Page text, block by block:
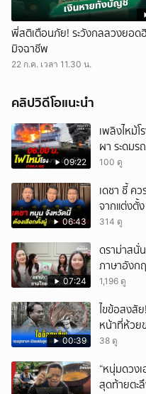
พี่สติเตือนภัย! ระวังกลลวงยอด
มิจฉาชีพ
22 ก.ค. เวลา 11.30 น.
คลิปวิดีโอแนะนำ
09:22
เพลิงไหม้
ผา ระดมร
100 ดู
06:43
เดชา ชี้ ค
จากแต่งตั้
เอง
314 ดู
07:24
ดราม่าสนั่
ภาษาอังก
ถกสนั่น!
1,196 ดู
00:39
ไขข้อสงสั
หน้าที่ห้วย
38 ดู
“หนุ่มดวง
สุดท้ายตะ